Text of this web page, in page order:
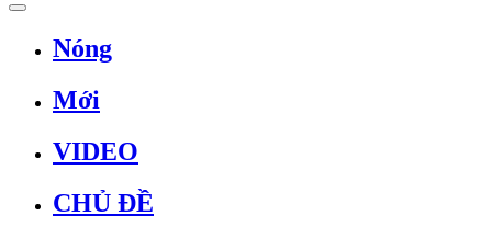
Nóng
Mới
VIDEO
CHỦ ĐỀ